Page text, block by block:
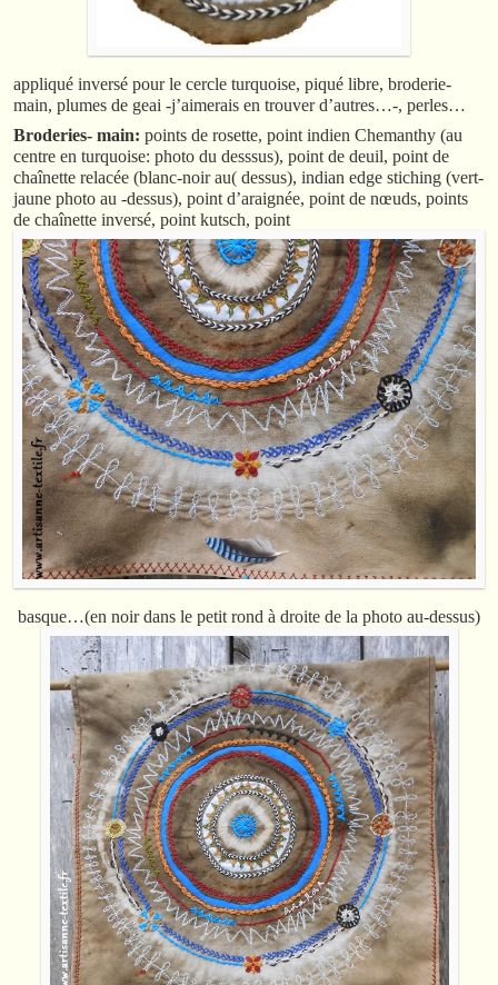
appliqué inversé pour le cercle turquoise, piqué libre, broderie-
main, plumes de geai -j’aimerais en trouver d’autres…-, perles…
Broderies- main: points de rosette, point indien Chemanthy (au
centre en turquoise: photo du desssus), point de deuil, point de
chaînette relacée (blanc-noir au( dessus), indian edge stiching (vert-
jaune photo au -dessus), point d’araignée, point de nœuds, points
de chaînette inversé, point kutsch, point
basque…(en noir dans le petit rond à droite de la photo au-dessus)